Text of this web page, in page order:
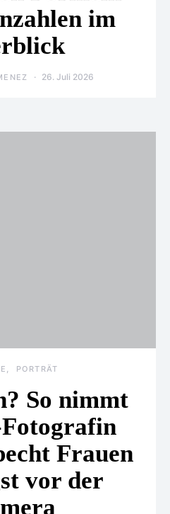
im
26. Juli 2026
PORTRÄT
So nimmt
Frauen
vor der